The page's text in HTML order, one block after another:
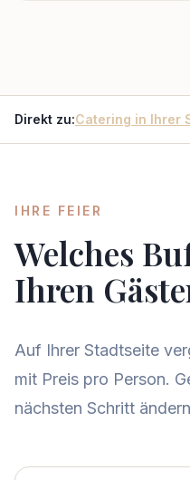
Direkt zu:Catering in Ihrer
IHRE FEIER
Welches
Ihren
Auf Ihrer Stadtseite
mit Preis pro Person.
nächsten Schritt